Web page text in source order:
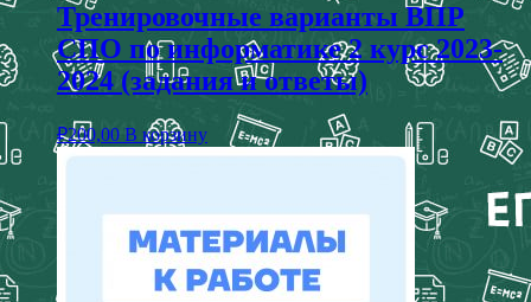
Тренировочные варианты ВПР
СПО по информатике 2 курс 2023-
2024 (задания и ответы)
₽200,00 В корзину